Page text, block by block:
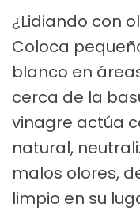
¿Lidiando con
Coloca
blanco en
cerca de la
vinagre actúa
natural,
malos olores,
limpio en su